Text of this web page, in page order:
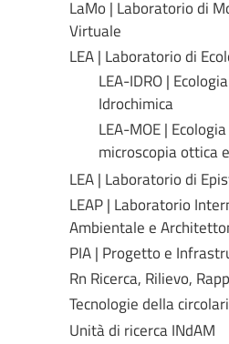
LaMo | Laboratorio di
Virtuale
LEA | Laboratorio di
LEA-IDRO |
Idrochimica
LEA-MOE |
microscopia ottica
LEA | Laboratorio di
LEAP | Laboratorio
Ambientale e
PIA | Progetto e
Rn Ricerca, Rilievo,
Tecnologie della
Unità di ricerca INdAM